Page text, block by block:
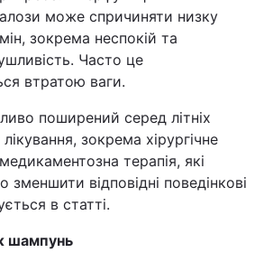
може спричиняти низку
зокрема неспокій та
Часто це
втратою ваги.
поширений серед літніх
лікування, зокрема хірургічне
терапія, які
відповідні поведінкові
в статті.
шампунь